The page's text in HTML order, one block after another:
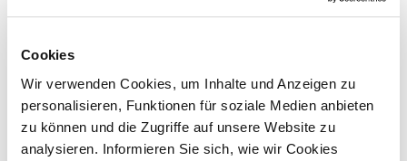
Cookies
Wir verwenden Cookies, um Inhalte und Anzeigen zu
personalisieren, Funktionen für soziale Medien anbieten
zu können und die Zugriffe auf unsere Website zu
analysieren. Informieren Sie sich, wie wir Cookies
Rashmi Zimburg
Unterrichtssprache
english